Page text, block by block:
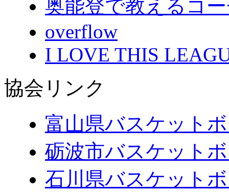
奥能登で教えるコ
overflow
I LOVE THIS
協会リンク
富山県バスケット
砺波市バスケット
石川県バスケット